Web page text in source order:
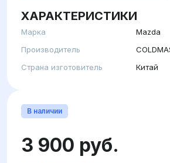
ХАРАКТЕРИСТИКИ
Марка
Mazda
Производитель
Страна изготовитель
Китай
В наличии
3 900 руб.